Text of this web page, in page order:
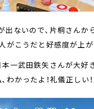
出ないので、片桐さんか
がこうだと好感度が上が
本一武田鉄矢さんが大好
わかったよ！礼儀正しい！